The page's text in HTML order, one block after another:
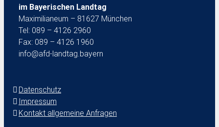
im Bayerischen Landtag
Maximilianeum – 81627 München
Tel: 089 – 4126 2960
Fax: 089 – 4126 1960
info@afd-landtag.bayern
Datenschutz
Impressum
Kontakt allgemeine Anfragen